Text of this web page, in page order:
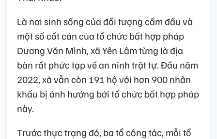
Là nơi sinh sống của đối tượng cầm đầu và
một số cốt cán của tổ chức bất hợp pháp
Dương Văn Mình, xã Yên Lâm từng là địa
bàn rất phức tạp về an ninh trật tự. Đầu năm
2022, xã vẫn còn 191 hộ với hơn 900 nhân
khẩu bị ảnh hưởng bởi tổ chức bất hợp pháp
này.
Trước thực trạng đó, ba tổ công tác, mỗi tổ